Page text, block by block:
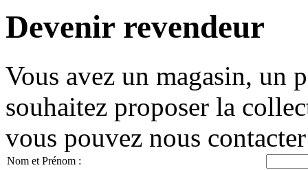
Devenir revendeur
Vous avez un magasin, un
souhaitez proposer la
vous pouvez nous
Nom et Prénom :